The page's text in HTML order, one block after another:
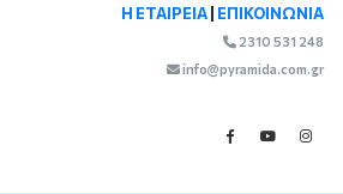
Η ΕΤΑΙΡΕΙΑ ΕΠΙΚΟΙΝΩΝΙΑ
2310 531 248
info@pyramida.com.gr